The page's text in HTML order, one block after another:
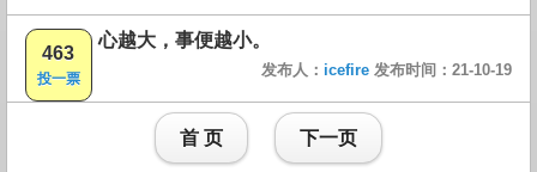
463
投一票
心越大，事便越小。
发布人： icefire 发布时间：21-10-19
首 页 下一页